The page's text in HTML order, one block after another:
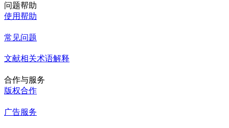
问题帮助
使用帮助
常见问题
文献相关术语解释
合作与服务
版权合作
广告服务